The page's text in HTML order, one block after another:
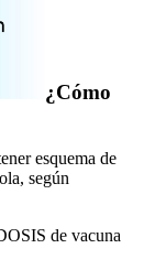
¿Cómo
esquema de
según
de vacuna